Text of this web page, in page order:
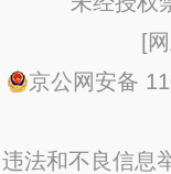
[
京公网安备
违法和不良信息